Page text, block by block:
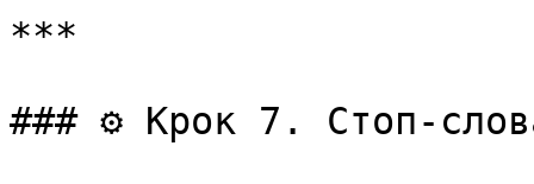
***
### ⚙️ Крок 7. Стоп-